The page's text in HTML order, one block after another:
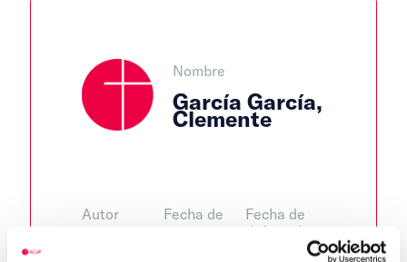
Nombre
García García,
Clemente
Autor
Fecha de
Fecha de
defunción